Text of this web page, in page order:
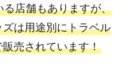
店舗もありますが、
は用途別にトラベル
売されています！